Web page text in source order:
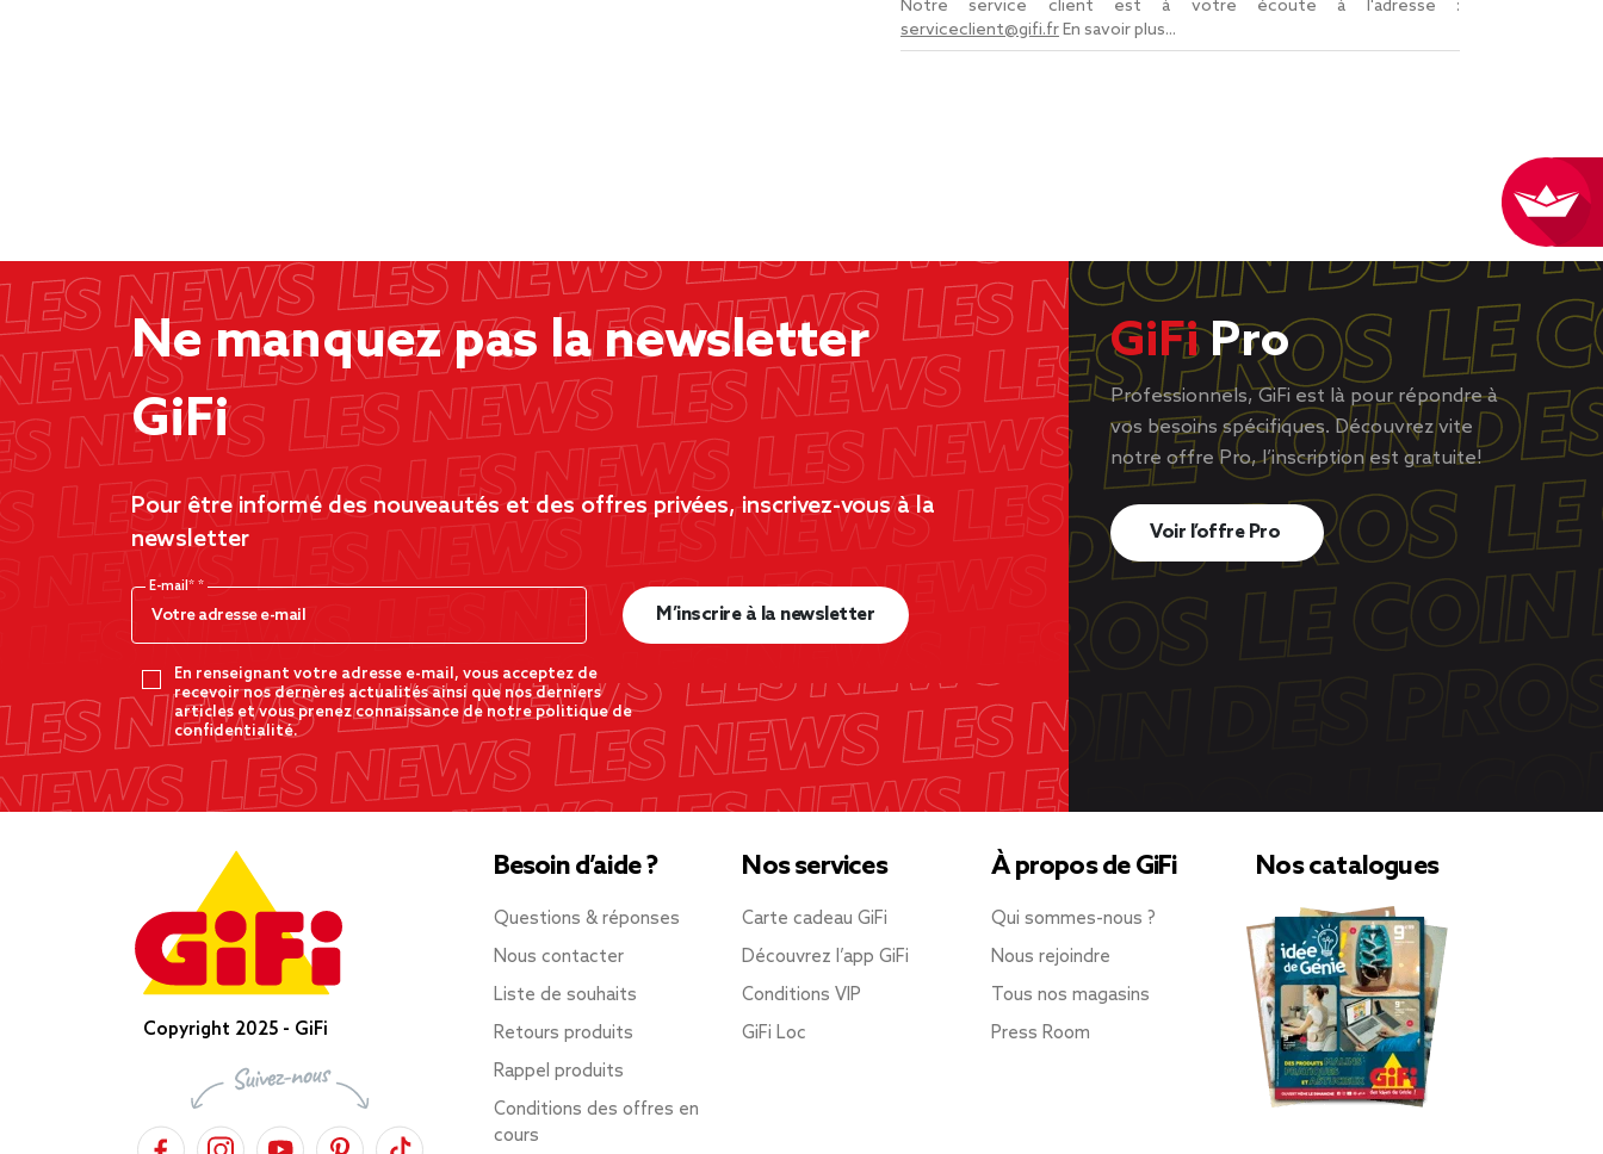
Notre service client est à votre écoute à l'adresse :
serviceclient@gifi.frEn savoir plus...
Ne manquez pas la newsletter
GiFi
Pour être informé des nouveautés et des offres privées, inscrivez-vous à la
newsletter
E-mail*
En renseignant votre adresse e-mail, vous acceptez de
recevoir nos dernères actualités ainsi que nos derniers
articles et vous prenez connaissance de notre politique de
confidentialité.
M’inscrire à la newsletter
GiFiPro
Professionnels, GiFi est là pour répondre à
vos besoins spécifiques. Découvrez vite
notre offre Pro, l’inscription est gratuite!
Voir l’offre Pro
Copyright 2025 - GiFi
Besoin d’aide ?
Questions & réponses
Nous contacter
Liste de souhaits
Retours produits
Rappel produits
Conditions des offres en
cours
Nos services
Carte cadeau GiFi
Découvrez l’app GiFi
Conditions VIP
GiFi Loc
À propos de GiFi
Qui sommes-nous ?
Nous rejoindre
Tous nos magasins
Press Room
Nos catalogues